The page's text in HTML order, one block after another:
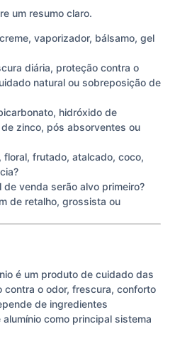
um resumo claro.
vaporizador, bálsamo, gel
diária, proteção contra o
natural ou sobreposição de
hidróxido de
zinco, pós absorventes ou
floral, frutado, atalcado, coco,
de venda serão alvo primeiro?
de retalho, grossista ou
é um produto de cuidado das
o odor, frescura, conforto
de ingredientes
como principal sistema